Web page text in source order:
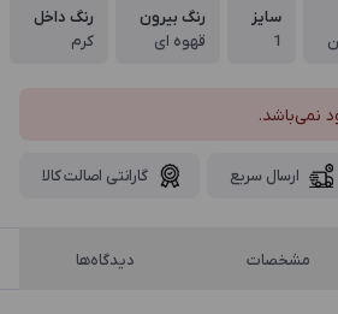
سایز
1
رنگ بیرون
قهوه ای
رنگ داخل
کرم
نمی‌باشد.
ارسال سریع گارانتی اصالت کالا
مشخصات دیدگاه‌ها